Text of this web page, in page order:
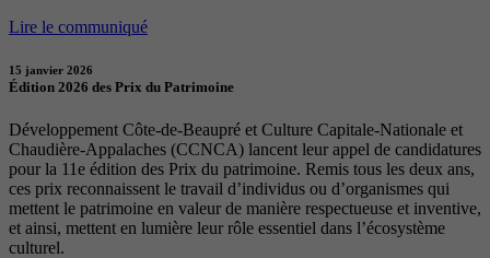
Lire le communiqué
15 janvier 2026
Édition 2026 des Prix du Patrimoine
Développement Côte-de-Beaupré et Culture Capitale-Nationale et
Chaudière-Appalaches (CCNCA) lancent leur appel de candidatures
pour la 11e édition des Prix du patrimoine. Remis tous les deux ans,
ces prix reconnaissent le travail d’individus ou d’organismes qui
mettent le patrimoine en valeur de manière respectueuse et inventive,
et ainsi, mettent en lumière leur rôle essentiel dans l’écosystème
culturel.